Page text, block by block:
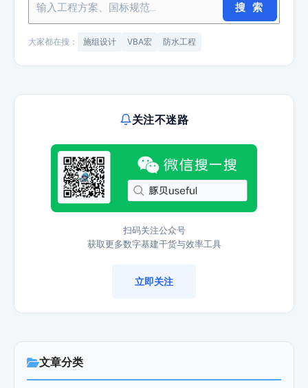
搜 索
大家都在搜： 施组设计 VBA宏 防水工程
关注不迷路
扫码关注公众号
获取更多数字基建干货与效率工具
立即关注
文章分类